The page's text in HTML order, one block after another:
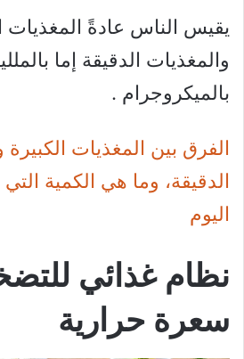
يقيس الناس عادةً المغذيات
والمغذيات الدقيقة إما
بالميكروجرام .
الفرق بين المغذيات الكبيرة
الدقيقة، وما هي الكمية
اليوم
سعرة حرارية